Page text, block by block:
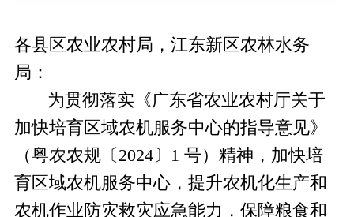
各县区农业农村局，江东新区农林水务
局：
为贯彻落实《广东省农业农村厅关于
加快培育区域农机服务中心的指导意见》
（粤农农规〔 2024〕1 号）精神，加快培
育区域农机服务中心，提升农机化生产和
农机作业防灾救灾应急能力，保障粮食和